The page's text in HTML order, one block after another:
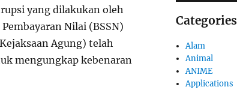
yang dilakukan oleh
Nilai (BSSN)
Agung) telah
mengungkap kebenaran
Categories
Alam
Animal
ANIME
Applications